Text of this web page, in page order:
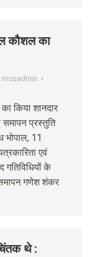
कौशल का
mcuadmin
किया शानदार
समापन प्रस्तुति
भोपाल, 11
एवं
के
गणेश शंकर
थे :